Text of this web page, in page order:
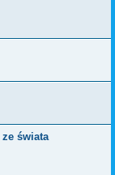
świata